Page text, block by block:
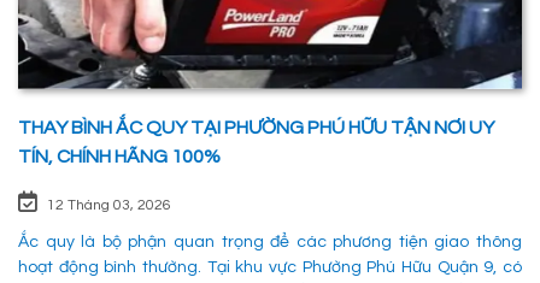
THAY BÌNH ẮC QUY TẠI PHƯỜNG PHÚ HỮU TẬN NƠI UY
TÍN, CHÍNH HÃNG 100%
12 Tháng 03, 2026
Ắc quy là bộ phận quan trọng để các phương tiện giao thông
hoạt động bình thường. Tại khu vực Phường Phú Hữu Quận 9, có